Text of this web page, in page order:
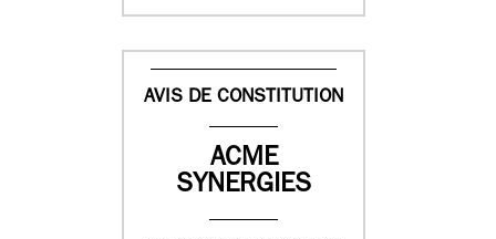
AVIS DE CONSTITUTION
ACME
SYNERGIES